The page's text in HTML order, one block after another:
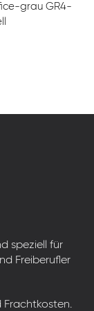
grau GR4-
speziell für
Freiberufler
Frachtkosten.